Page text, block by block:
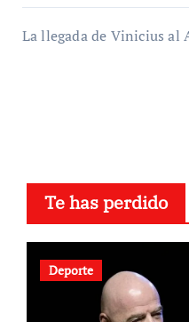
La llegada de Vinicius al
Te has perdido
Deporte